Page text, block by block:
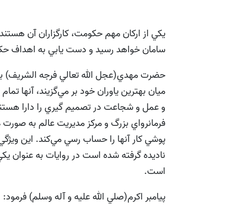
يكي از اركان مهم حكومت، كارگزاران آن
سامان خواهد رسيد و دست يابي به اهداف
حضرت مهدي(عجل الله تعالي فرجه الشريف)
ميان بهترين ياوران خود بر مي‌گزيند، آنها
و عمل و شجاعت در تصميم گيري را دارا
فرمانرواي بزرگ و مركز مديريت عالم به
پوشي كار آنها را حساب رسي مي‌كند. اين
ناديده گرفته شده است در روايات به
است.
پيامبر اكرم(صلي الله عليه و آله وسلم) فرمود: